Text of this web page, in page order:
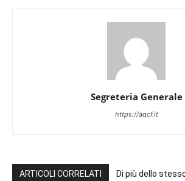
Segreteria Generale
https://aqcf.it
ARTICOLI CORRELATI Di più dello